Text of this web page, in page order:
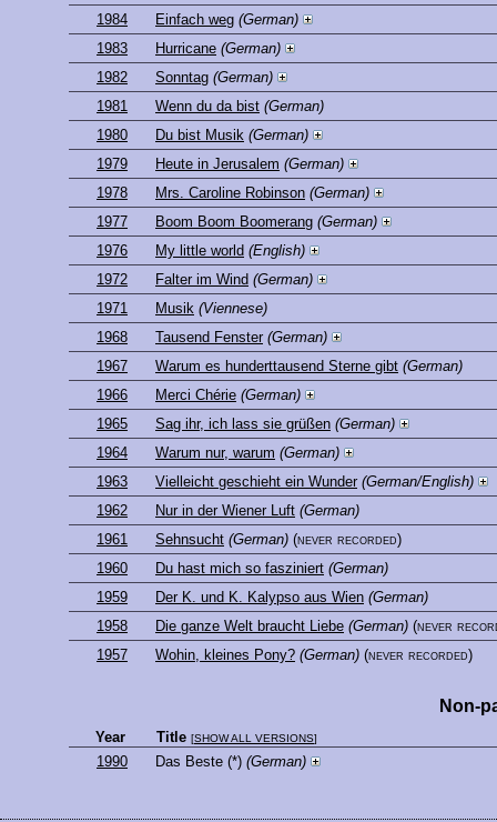
1984
Einfach weg (German)
1983
Hurricane (German)
1982
Sonntag (German)
1981
Wenn du da bist (German)
1980
Du bist Musik (German)
1979
Heute in Jerusalem (German)
1978
Mrs. Caroline Robinson (German)
1977
Boom Boom Boomerang (German)
1976
My little world (English)
1972
Falter im Wind (German)
1971
Musik (Viennese)
1968
Tausend Fenster (German)
1967
Warum es hunderttausend Sterne gibt (German)
1966
Merci Chérie (German)
1965
Sag ihr, ich lass sie grüßen (German)
1964
Warum nur, warum (German)
1963
Vielleicht geschieht ein Wunder (German/English)
1962
Nur in der Wiener Luft (German)
1961
Sehnsucht (German) (never recorded)
1960
Du hast mich so fasziniert (German)
1959
Der K. und K. Kalypso aus Wien (German)
1958
Die ganze Welt braucht Liebe (German) (never
1957
Wohin, kleines Pony? (German) (never recorded)
Non-
Year Title [SHOW ALL VERSIONS]
1990 Das Beste (*) (German)